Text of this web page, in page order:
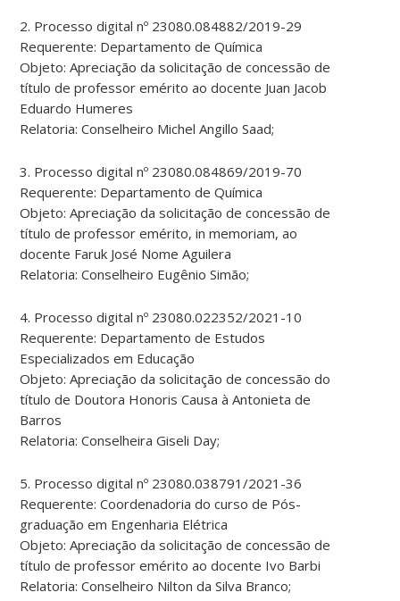
2. Processo digital nº 23080.084882/2019-29
Requerente: Departamento de Química
Objeto: Apreciação da solicitação de concessão de
título de professor emérito ao docente Juan Jacob
Eduardo Humeres
Relatoria: Conselheiro Michel Angillo Saad;
3. Processo digital nº 23080.084869/2019-70
Requerente: Departamento de Química
Objeto: Apreciação da solicitação de concessão de
título de professor emérito, in memoriam, ao
docente Faruk José Nome Aguilera
Relatoria: Conselheiro Eugênio Simão;
4. Processo digital nº 23080.022352/2021-10
Requerente: Departamento de Estudos
Especializados em Educação
Objeto: Apreciação da solicitação de concessão do
título de Doutora Honoris Causa à Antonieta de
Barros
Relatoria: Conselheira Giseli Day;
5. Processo digital nº 23080.038791/2021-36
Requerente: Coordenadoria do curso de Pós-
graduação em Engenharia Elétrica
Objeto: Apreciação da solicitação de concessão de
título de professor emérito ao docente Ivo Barbi
Relatoria: Conselheiro Nilton da Silva Branco;